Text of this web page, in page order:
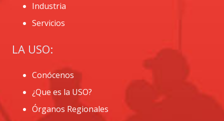
Industria
Servicios
LA USO:
Conócenos
¿Que es la USO?
Órganos Regionales